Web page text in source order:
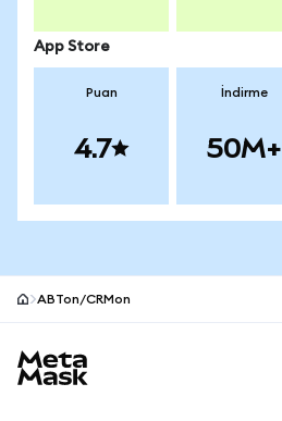
App Store
Puan
4.7
İndirme
50M+
ABTon/CRMon